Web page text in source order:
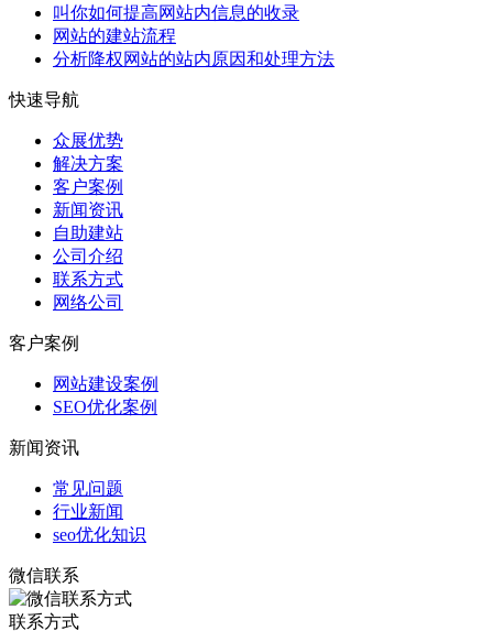
叫你如何提高网站内信息的收录
网站的建站流程
分析降权网站的站内原因和处理方法
快速导航
众展优势
解决方案
客户案例
新闻资讯
自助建站
公司介绍
联系方式
网络公司
客户案例
网站建设案例
SEO优化案例
新闻资讯
常见问题
行业新闻
seo优化知识
微信联系
联系方式